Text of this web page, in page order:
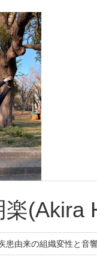
(Akira
患由来の組織変性と音